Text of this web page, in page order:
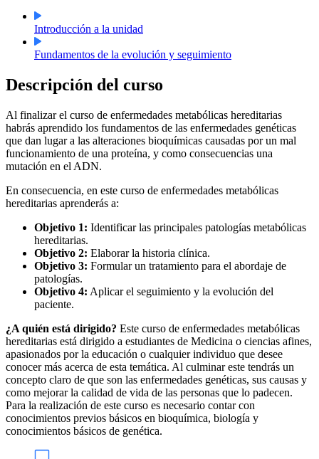
Introducción a la unidad
Fundamentos de la evolución y seguimiento
Descripción del curso
Al finalizar el curso de enfermedades metabólicas hereditarias
habrás aprendido los fundamentos de las enfermedades genéticas
que dan lugar a las alteraciones bioquímicas causadas por un mal
funcionamiento de una proteína, y como consecuencias una
mutación en el ADN.
En consecuencia, en este curso de enfermedades metabólicas
hereditarias aprenderás a:
Objetivo 1: Identificar las principales patologías metabólicas
hereditarias.
Objetivo 2: Elaborar la historia clínica.
Objetivo 3: Formular un tratamiento para el abordaje de
patologías.
Objetivo 4: Aplicar el seguimiento y la evolución del
paciente.
¿A quién está dirigido? Este curso de enfermedades metabólicas
hereditarias está dirigido a estudiantes de Medicina o ciencias afines,
apasionados por la educación o cualquier individuo que desee
conocer más acerca de esta temática. Al culminar este tendrás un
concepto claro de que son las enfermedades genéticas, sus causas y
como mejorar la calidad de vida de las personas que lo padecen.
Para la realización de este curso es necesario contar con
conocimientos previos básicos en bioquímica, biología y
conocimientos básicos de genética.